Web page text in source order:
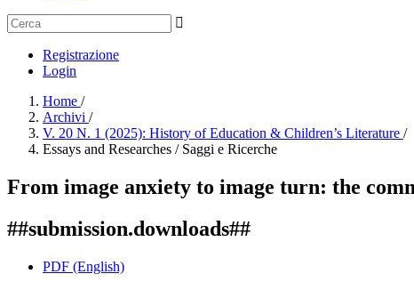
Registrazione
Login
Home /
Archivi /
V. 20 N. 1 (2025): History of Education & Children’s Literature /
Essays and Researches / Saggi e Ricerche
From image anxiety to image turn: the
##submission.downloads##
PDF (English)